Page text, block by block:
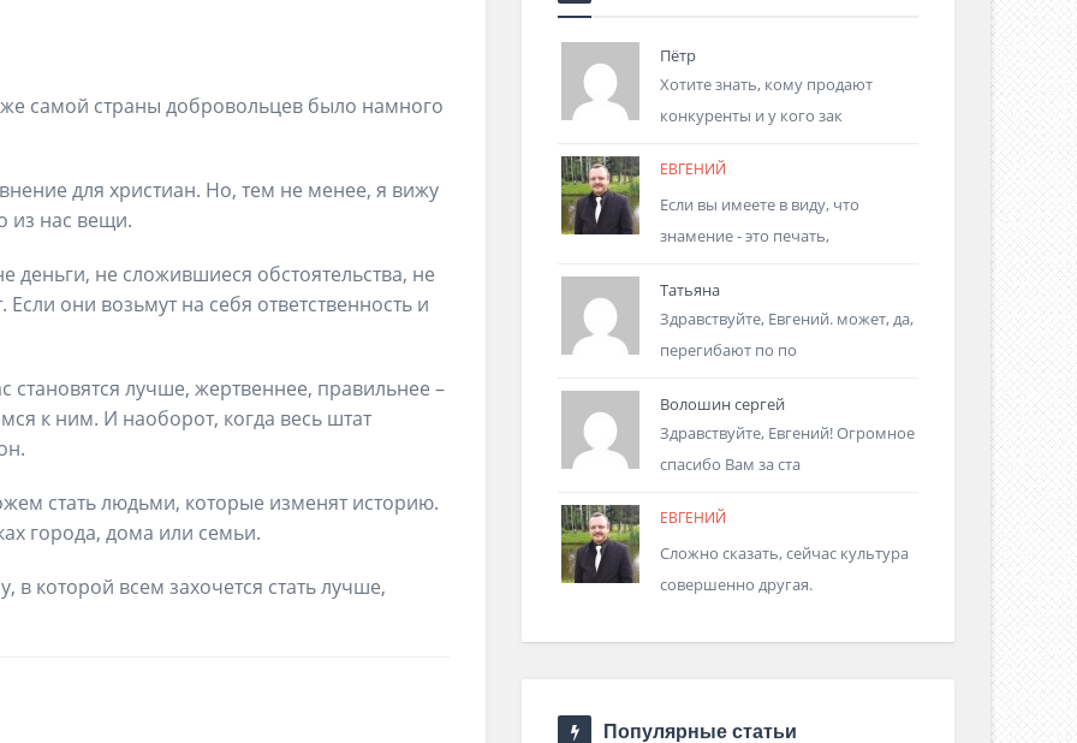
же самой страны добровольцев было намного
для христиан. Но, тем не менее, я вижу
из нас вещи.
деньги, не сложившиеся обстоятельства, не
они возьмут на себя ответственность и
становятся лучше, жертвеннее, правильнее –
к ним. И наоборот, когда весь штат
стать людьми, которые изменят историю.
города, дома или семьи.
которой всем захочется стать лучше,
Пётр
Хотите знать, кому продают
конкуренты и у кого зак
ЕВГЕНИЙ
Если вы имеете в виду, что
знамение - это печать,
Татьяна
Здравствуйте, Евгений. может, да,
перегибают по по
Волошин сергей
Здравствуйте, Евгений! Огромное
спасибо Вам за ста
ЕВГЕНИЙ
Сложно сказать, сейчас культура
совершенно другая.
Популярные статьи